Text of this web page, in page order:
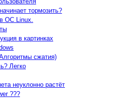
тормозить?
ОС Linux.
в картинках
сжатия)
Легко
неуклонно растёт
???